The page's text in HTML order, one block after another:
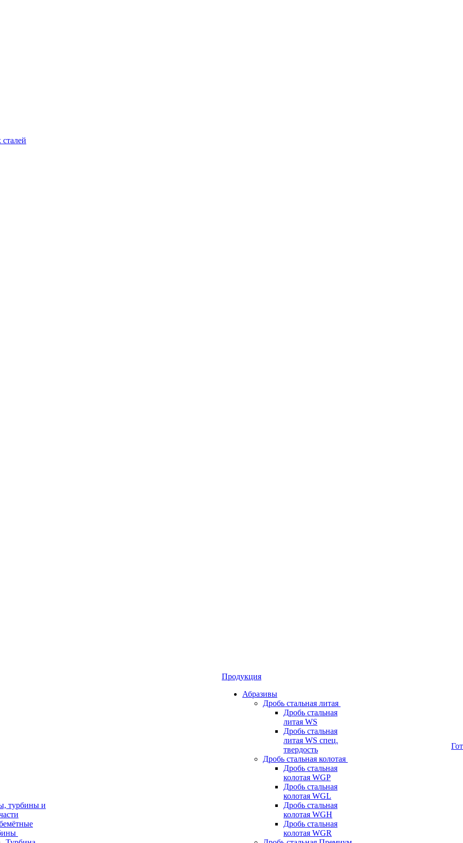
турбины и
Продукция
Абразивы
Дробь стальная литая
Дробь стальная
литая WS
Дробь стальная
литая WS спец.
твердость
Дробь стальная колотая
Дробь стальная
колотая WGP
Дробь стальная
колотая WGL
Дробь стальная
колотая WGH
Дробь стальная
колотая WGR